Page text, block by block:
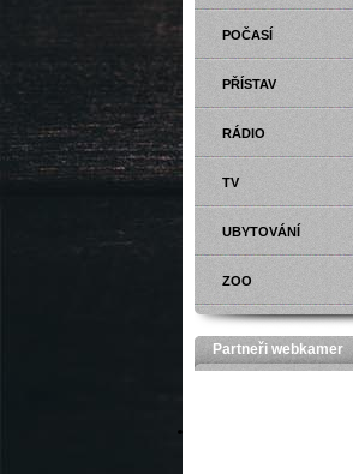
POČASÍ
PŘÍSTAV
RÁDIO
TV
UBYTOVÁNÍ
ZOO
Partneři webkamer